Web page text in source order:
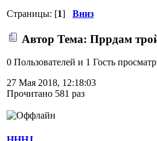
Страницы: [1] Вниз
Автор Тема: Пррдам
0 Пользователей и 1 Гость
27 Мая 2018, 12:18:03
Прочитано 581 раз